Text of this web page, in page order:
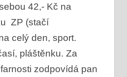
42,- Kč na
ZP (stačí
celý den, sport.
pláštěnku. Za
zodpovídá pan